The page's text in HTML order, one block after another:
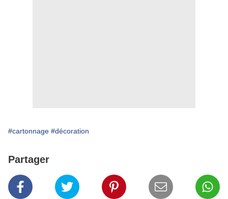
#cartonnage #décoration
Partager